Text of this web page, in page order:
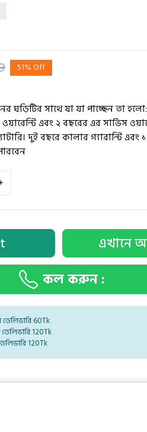
51% Off
ঘড়িটির সাথে যা যা পাচ্ছেন তা
এবং ২ বছরের এর সার্ভিস
দুই বছরে কালার গ্যারান্টি
এখানে
কল করুন :
ডেলিভারি 60Tk
ডেলিভারি 120Tk
120Tk